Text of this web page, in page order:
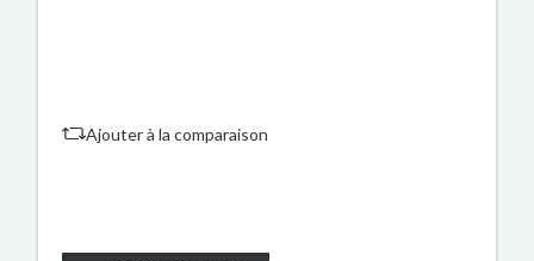
Ajouter à la comparaison